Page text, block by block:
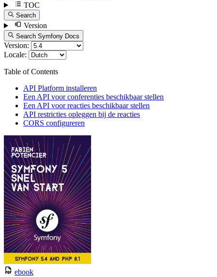
TOC
Search
Version
Search Symfony Docs
Version:
Locale:
Table of Contents
API Platform installeren
Een API voor conferenties beschikbaar stellen
Een API voor reacties beschikbaar stellen
API restricties opleggen bij de reacties
CORS configureren
ebook